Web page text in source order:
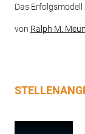
Das
von Ralph M.